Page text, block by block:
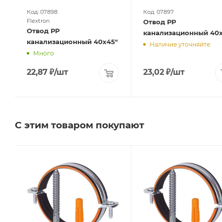
Код: 07898
Flextron
Отвод РР
канализационный 40х45"
Много
22,87 ₽/шт
Код: 07897
Отвод РР
канализационный
Наличие уточняйте
23,02₽/шт
С этим товаром покупают